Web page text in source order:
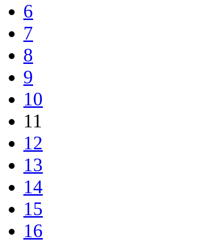
6
7
8
9
10
11
12
13
14
15
16